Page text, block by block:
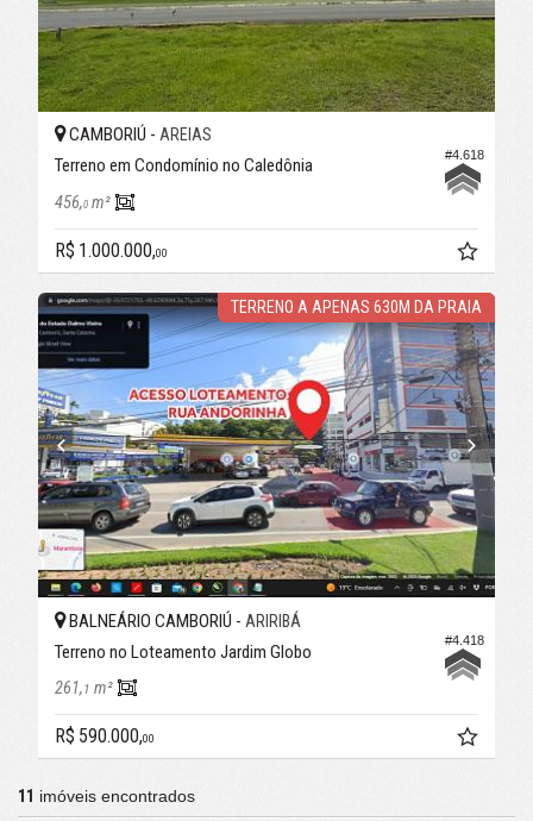
#4.618
CAMBORIÚ - AREIAS
Terreno em Condomínio no Caledônia
456,0 m²
R$ 1.000.000,00
TERRENO A APENAS 630M DA PRAIA
#4.418
BALNEÁRIO CAMBORIÚ - ARIRIBÁ
Terreno no Loteamento Jardim Globo
261,1 m²
R$ 590.000,00
11 imóveis encontrados